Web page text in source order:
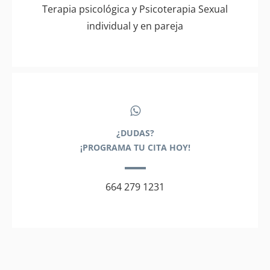
Terapia psicológica y Psicoterapia Sexual
individual y en pareja
¿DUDAS?
¡PROGRAMA TU CITA HOY!
664 279 1231